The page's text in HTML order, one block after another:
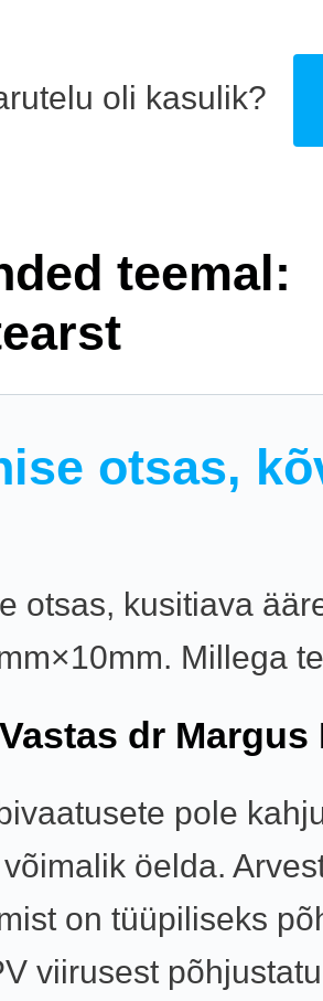
oli kasulik?
teemal:
otsas,
otsas, kusitiava
Millega
Vastas dr Margus
pole
öelda.
on tüüpiliseks
viirusest